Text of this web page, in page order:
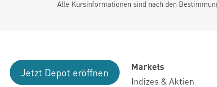
Alle Kursinformationen sind nach den
Jetzt Depot eröffnen
Markets
Indizes & Aktien